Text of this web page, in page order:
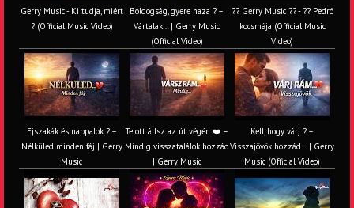
Gerry Music - Ki tudja, miért
? (Official Music Video)
Boldogság, gyere haza ? –
Vártalak… | Gerry Music
(Official Video)
?? Gerry Music ?? - ?? Pedró
kocsmája (Official Music
Video)
Éjszakák és nappalok ? –
Nélküled minden fáj | Gerry
Music
Te ott állsz az út végén ❤️ –
Mindig visszatalálok hozzád
| Gerry Music
Kell, hogy várj ? –
Visszajövök hozzád… | Gerry
Music (Official Video)